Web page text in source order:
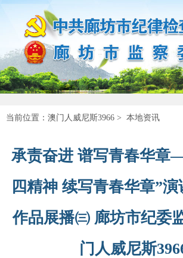
当前位置： 澳门人威尼斯3966 > 本地资讯
承责奋进 谱写青春华
四精神 续写青春华章”
作品展播㈢ 廊坊市纪委
门人威尼斯